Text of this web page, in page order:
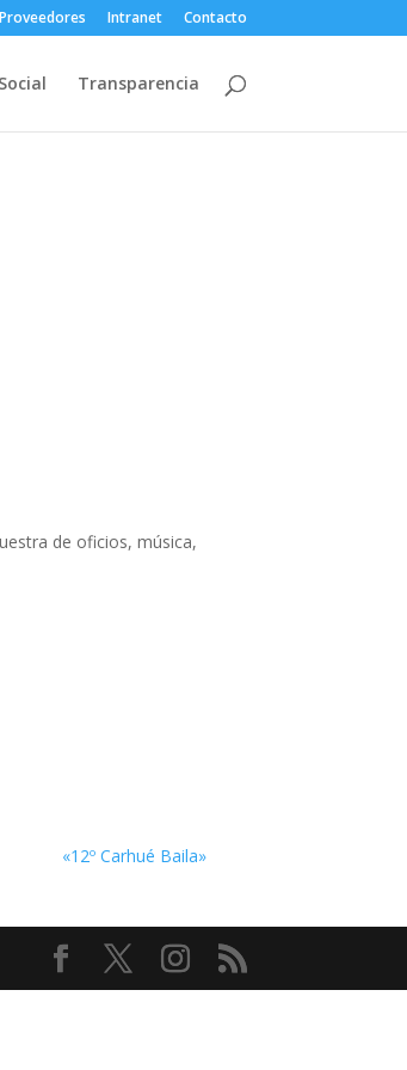
Proveedores Intranet Contacto
Transparencia
de oficios, música,
«12º Carhué Baila»